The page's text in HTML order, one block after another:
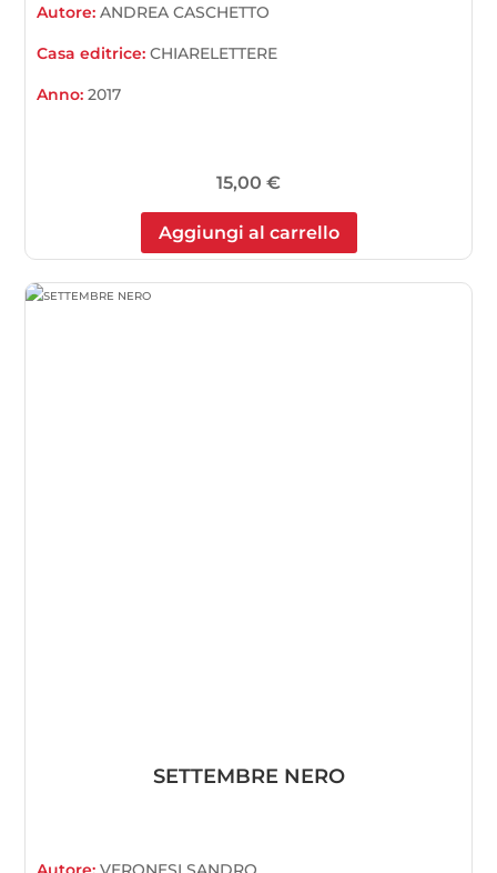
Autore:ANDREA CASCHETTO
Casa editrice:CHIARELETTERE
Anno:2017
15,00 €
Aggiungi al carrello
SETTEMBRE NERO